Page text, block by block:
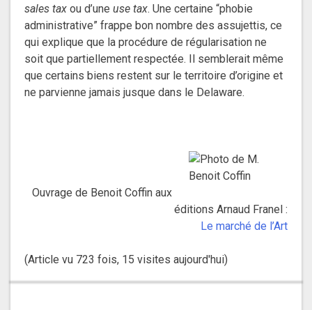
sales tax ou d’une use tax. Une certaine “phobie
administrative” frappe bon nombre des assujettis, ce
qui explique que la procédure de régularisation ne
soit que partiellement respectée. Il semblerait même
que certains biens restent sur le territoire d’origine et
ne parvienne jamais jusque dans le Delaware.
Ouvrage de Benoit Coffin aux
éditions Arnaud Franel :
Le marché de l’Art
(Article vu 723 fois, 15 visites aujourd'hui)